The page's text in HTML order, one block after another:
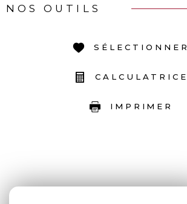
NOS OUTILS
SÉLECTIONNER
CALCULATRICE
IMPRIMER